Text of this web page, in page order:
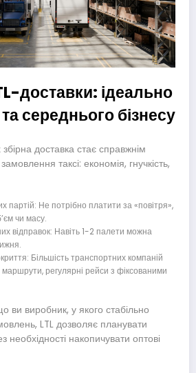
доставки: ідеально
середнього бізнесу
доставка стає справжнім
таксі: економія, гнучкість,
партій: Не потрібно платити за «повітря»,
чи масу.
відправок: Навіть 1-2 палети можна
Більшість транспортних компаній
регулярні рейси з фіксованими
виробник, у якого стабільно
LTL дозволяє планувати
необхідності накопичувати оптові